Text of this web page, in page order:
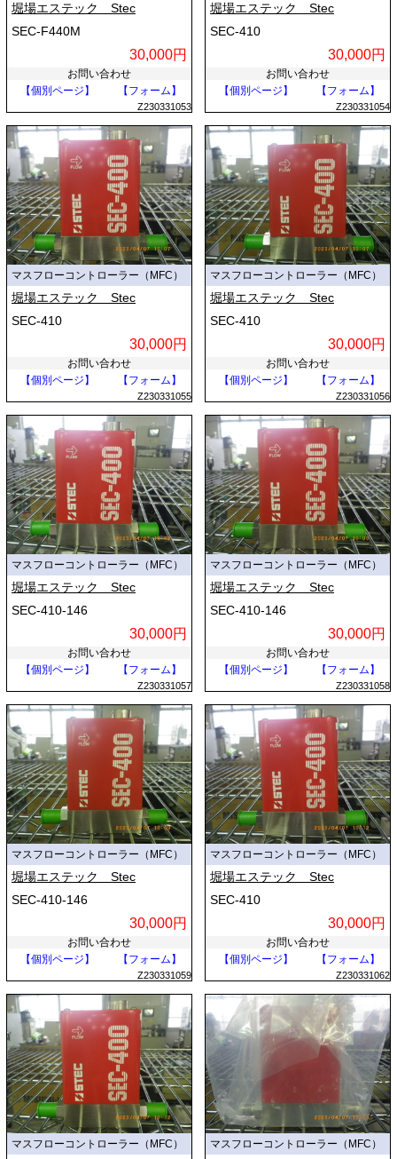
堀場エステック Stec
SEC-F440M
30,000円
お問い合わせ
【個別ページ】
【フォーム】
Z230331053
堀場エステック Stec
SEC-410
30,000円
お問い合わせ
【個別ページ】
【フォーム】
Z230331054
マスフローコントローラー（MFC）
堀場エステック Stec
SEC-410
30,000円
お問い合わせ
【個別ページ】
【フォーム】
Z230331055
マスフローコントローラー（MFC）
堀場エステック Stec
SEC-410
30,000円
お問い合わせ
【個別ページ】
【フォーム】
Z230331056
マスフローコントローラー（MFC）
堀場エステック Stec
SEC-410-146
30,000円
お問い合わせ
【個別ページ】
【フォーム】
Z230331057
マスフローコントローラー（MFC）
堀場エステック Stec
SEC-410-146
30,000円
お問い合わせ
【個別ページ】
【フォーム】
Z230331058
マスフローコントローラー（MFC）
堀場エステック Stec
SEC-410-146
30,000円
お問い合わせ
【個別ページ】
【フォーム】
Z230331059
マスフローコントローラー（MFC）
堀場エステック Stec
SEC-410
30,000円
お問い合わせ
【個別ページ】
【フォーム】
Z230331062
マスフローコントローラー（MFC） マスフローコントローラー（MFC）